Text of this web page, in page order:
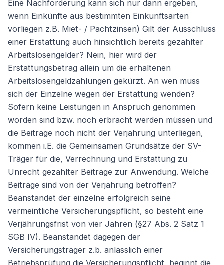
Eine Nachforderung kann sich nur dann ergeben,
wenn Einkünfte aus bestimmten Einkunftsarten
vorliegen z.B. Miet- / Pachtzinsen) Gilt der Ausschluss
einer Erstattung auch hinsichtlich bereits gezahlter
Arbeitslosengelder? Nein, hier wird der
Erstattungsbetrag allein um die erhaltenen
Arbeitslosengeldzahlungen gekürzt. An wen muss
sich der Einzelne wegen der Erstattung wenden?
Sofern keine Leistungen in Anspruch genommen
worden sind bzw. noch erbracht werden müssen und
die Beiträge noch nicht der Verjährung unterliegen,
kommen i.E. die Gemeinsamen Grundsätze der SV-
Träger für die, Verrechnung und Erstattung zu
Unrecht gezahlter Beiträge zur Anwendung. Welche
Beiträge sind von der Verjährung betroffen?
Beanstandet der einzelne erfolgreich seine
vermeintliche Versicherungspflicht, so besteht eine
Verjährungsfrist von vier Jahren (§27 Abs. 2 Satz 1
SGB IV). Beanstandet dagegen der
Versicherungsträger z.b. anlässlich einer
Betriebsprüfung die Versicherungspflicht, beginnt die